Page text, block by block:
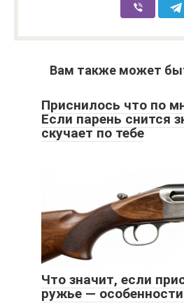
Вам также может
Приснилось что по
Если парень снится
скучает по тебе
Что значит, если
ружье —